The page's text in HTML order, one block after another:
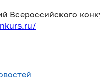
Всероссийского